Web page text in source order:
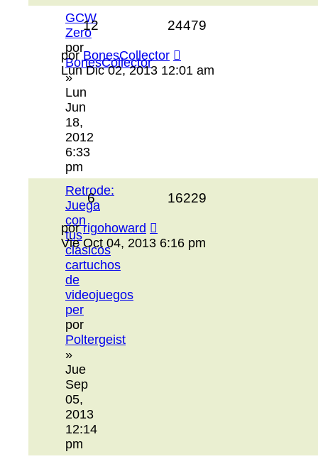
GCW
Zero
por
BonesCollector
»
Lun
Jun
18,
2012
6:33
pm
12 24479
porBonesCollector
Lun Dic 02, 2013 12:01 am
Retrode:
Juega
con
tus
clásicos
cartuchos
de
videojuegos
per
por
Poltergeist
»
Jue
Sep
05,
2013
12:14
pm
6 16229
porrigohoward
Vie Oct 04, 2013 6:16 pm